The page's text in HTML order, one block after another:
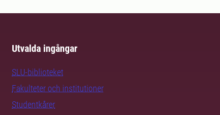
Utvalda ingångar
SLU-biblioteket
Fakulteter och institutioner
Studentkårer